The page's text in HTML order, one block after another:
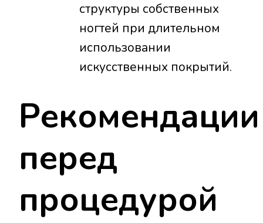
структуры собственных
ногтей при длительном
использовании
искусственных покрытий.
Рекомендации
перед
процедурой